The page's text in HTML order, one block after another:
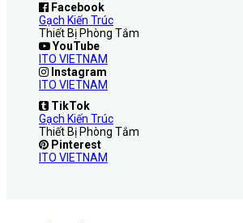
Facebook
Gạch Kiến Trúc
Thiết Bị Phòng Tắm
YouTube
ITO VIETNAM
Instagram
ITO VIETNAM
TikTok
Gạch Kiến Trúc
Thiết Bị Phòng Tắm
Pinterest
ITO VIETNAM